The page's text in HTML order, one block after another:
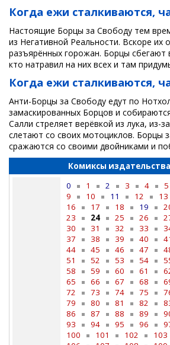
Когда ежи сталкиваются,
Настоящие Борцы за Свободу тем
из Негативной Реальности. Вскоре их
разъярённых горожан. Борцы сбегают
кто натравил на них всех и там
Когда ежи сталкиваются,
Анти-Борцы за Свободу едут по
замаскированных Борцов и
Салли стреляет верёвкой из лука, из-
слетают со своих мотоциклов. Борцы
сражаются со своими двойниками и
Комиксы
0 1 2 3 4 5
9
10 11 12 13
16
17 18 19
23
24 25 26
30
31 32 33
37
38 39 40
44
45 46 47
51
52 53 54
58
59 60 61
65
66 67 68
72
73 74 75
79
80 81 82
86
87 88 89
93
94 95 96
100
101 102 103